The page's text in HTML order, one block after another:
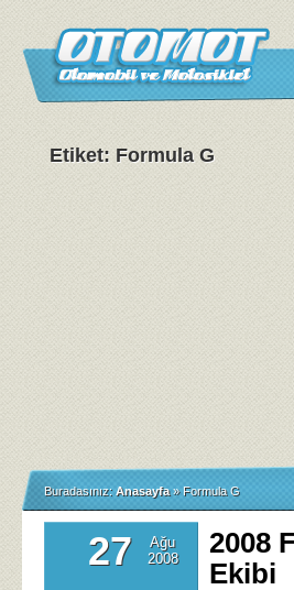
Etiket: Formula G
Buradasınız: Anasayfa » Formula G
27
Ağu
2008
2008
Ekibi